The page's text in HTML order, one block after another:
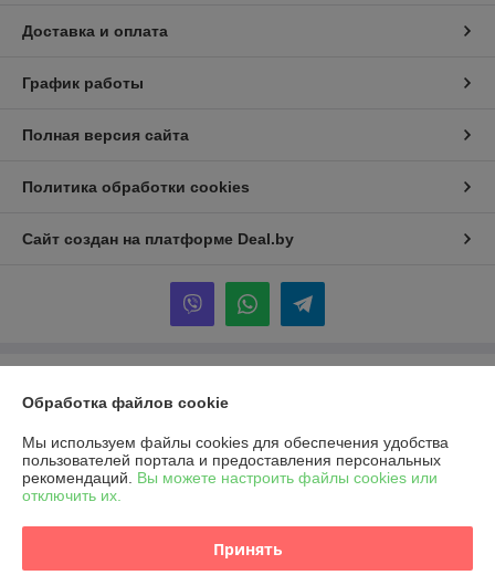
Доставка и оплата
График работы
Полная версия сайта
Политика обработки cookies
Сайт создан на платформе Deal.by
230001, г. Гродно, ул. Солнечная 5
Регистрационный номер ЕГР: 591040671
Регистрационный орган: Гродненский райисполком
Обработка файлов cookie
Мы используем файлы cookies для обеспечения удобства
пользователей портала и предоставления персональных
рекомендаций. Вы можете настроить файлы cookies или
отключить их.
Принять